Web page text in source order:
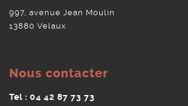
997, avenue Jean Moulin
13880 Velaux
Nous contacter
Tel : 04 42 87 73 73